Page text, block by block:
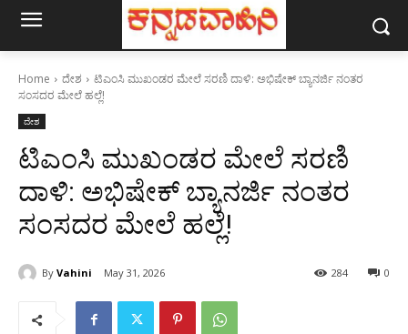
Home ದೇಶ
ಟಿಎಂಸಿ ಮುಖಂಡರ ಮೇಲೆ ಸರಣಿ ದಾಳಿ: ಅಭಿಷೇಕ್‌ ಬ್ಯಾನರ್ಜಿ ನಂತರ
ಸಂಸದರ ಮೇಲೆ ಹಲ್ಲೆ!
ದೇಶ
ಟಿಎಂಸಿ ಮುಖಂಡರ ಮೇಲೆ ಸರಣಿ
ದಾಳಿ: ಅಭಿಷೇಕ್‌ ಬ್ಯಾನರ್ಜಿ ನಂತರ
ಸಂಸದರ ಮೇಲೆ ಹಲ್ಲೆ!
By Vahini May 31, 2026 0
284